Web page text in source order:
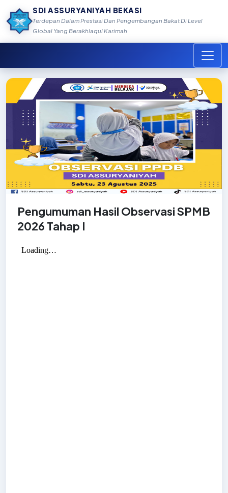
SDI ASSURYANIYAH BEKASI
Terdepan Dalam Prestasi Dan Pengembangan Bakat Di Level
Global Yang Berakhlaqul Karimah
Pengumuman Hasil Observasi SPMB
2026 Tahap I